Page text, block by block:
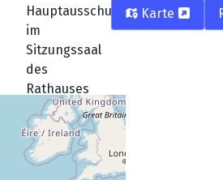
Hauptausschusses
im
Sitzungssaal
des
Rathauses
Karte